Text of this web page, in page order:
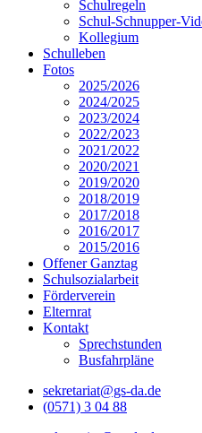
Schulregeln
Schul-Schnupper-
Kollegium
Schulleben
Fotos
2025/2026
2024/2025
2023/2024
2022/2023
2021/2022
2020/2021
2019/2020
2018/2019
2017/2018
2016/2017
2015/2016
Offener Ganztag
Schulsozialarbeit
Förderverein
Elternrat
Kontakt
Sprechstunden
Busfahrpläne
sekretariat@gs-da.de
(0571) 3 04 88